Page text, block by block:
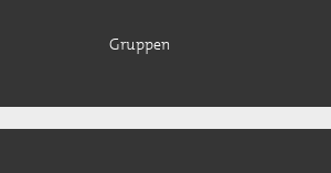
Gruppen